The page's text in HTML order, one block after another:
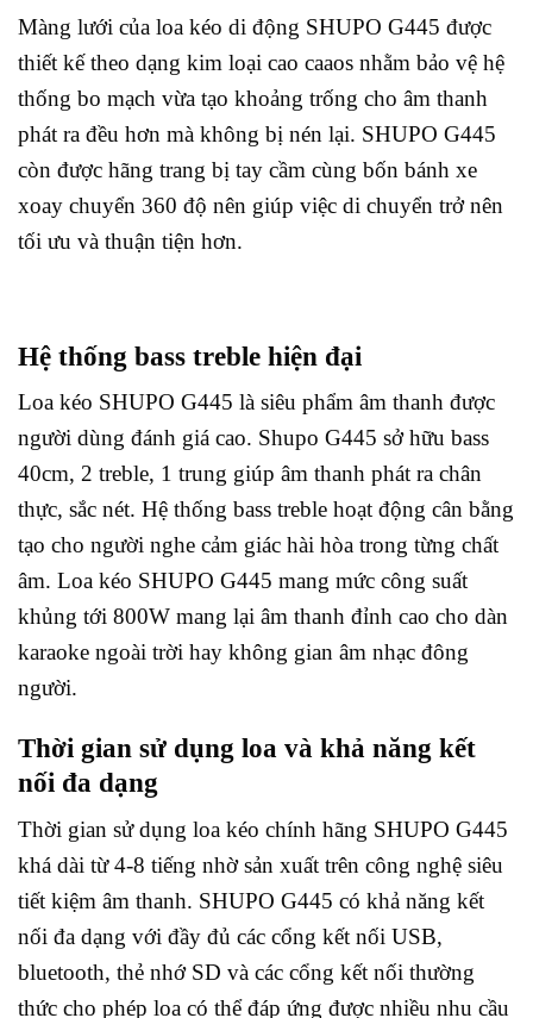
Màng lưới của loa kéo di động SHUPO G445 được
thiết kế theo dạng kim loại cao caaos nhằm bảo vệ hệ
thống bo mạch vừa tạo khoảng trống cho âm thanh
phát ra đều hơn mà không bị nén lại. SHUPO G445
còn được hãng trang bị tay cầm cùng bốn bánh xe
xoay chuyển 360 độ nên giúp việc di chuyển trở nên
tối ưu và thuận tiện hơn.
Hệ thống bass treble hiện đại
Loa kéo SHUPO G445 là siêu phẩm âm thanh được
người dùng đánh giá cao. Shupo G445 sở hữu bass
40cm, 2 treble, 1 trung giúp âm thanh phát ra chân
thực, sắc nét. Hệ thống bass treble hoạt động cân bằng
tạo cho người nghe cảm giác hài hòa trong từng chất
âm. Loa kéo SHUPO G445 mang mức công suất
khủng tới 800W mang lại âm thanh đỉnh cao cho dàn
karaoke ngoài trời hay không gian âm nhạc đông
người.
Thời gian sử dụng loa và khả năng kết
nối đa dạng
Thời gian sử dụng loa kéo chính hãng SHUPO G445
khá dài từ 4-8 tiếng nhờ sản xuất trên công nghệ siêu
tiết kiệm âm thanh. SHUPO G445 có khả năng kết
nối đa dạng với đầy đủ các cổng kết nối USB,
bluetooth, thẻ nhớ SD và các cổng kết nối thường
thức cho phép loa có thể đáp ứng được nhiều nhu cầu